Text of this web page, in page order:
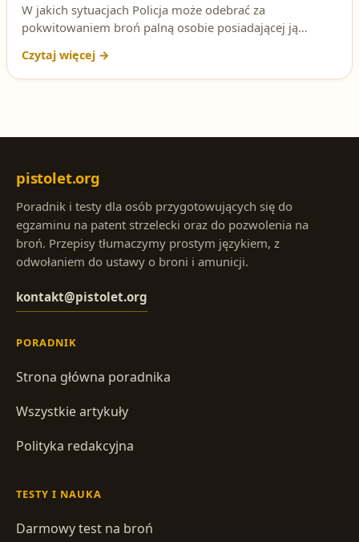
W jakich sytuacjach Policja może odebrać za
pokwitowaniem broń palną osobie posiadającej ją
strzelecki, ale też realna sytuacja dla każdego posiadacza
broni. Wyjaśniamy, która odpowiedź jest poprawna i na
pistolet.org
Poradnik i testy dla osób przygotowujących się do
egzaminu na patent strzelecki oraz do pozwolenia na
broń. Przepisy tłumaczymy prostym językiem, z
odwołaniem do ustawy o broni i amunicji.
kontakt@pistolet.org
PORADNIK
Strona główna poradnika
Wszystkie artykuły
Polityka redakcyjna
TESTY I NAUKA
Darmowy test na broń